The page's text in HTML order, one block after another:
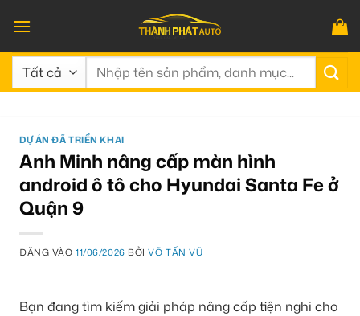
qua
nội
dung
Tìm
DỰ ÁN ĐÃ TRIỂN KHAI
Anh Minh nâng cấp màn hình
android ô tô cho Hyundai Santa Fe ở
Quận 9
ĐĂNG VÀO11/06/2026 BỞIVÕ TẤN VŨ
Bạn đang tìm kiếm giải pháp nâng cấp tiện nghi cho